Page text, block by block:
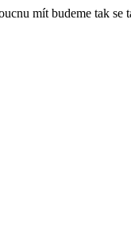
mít budeme tak